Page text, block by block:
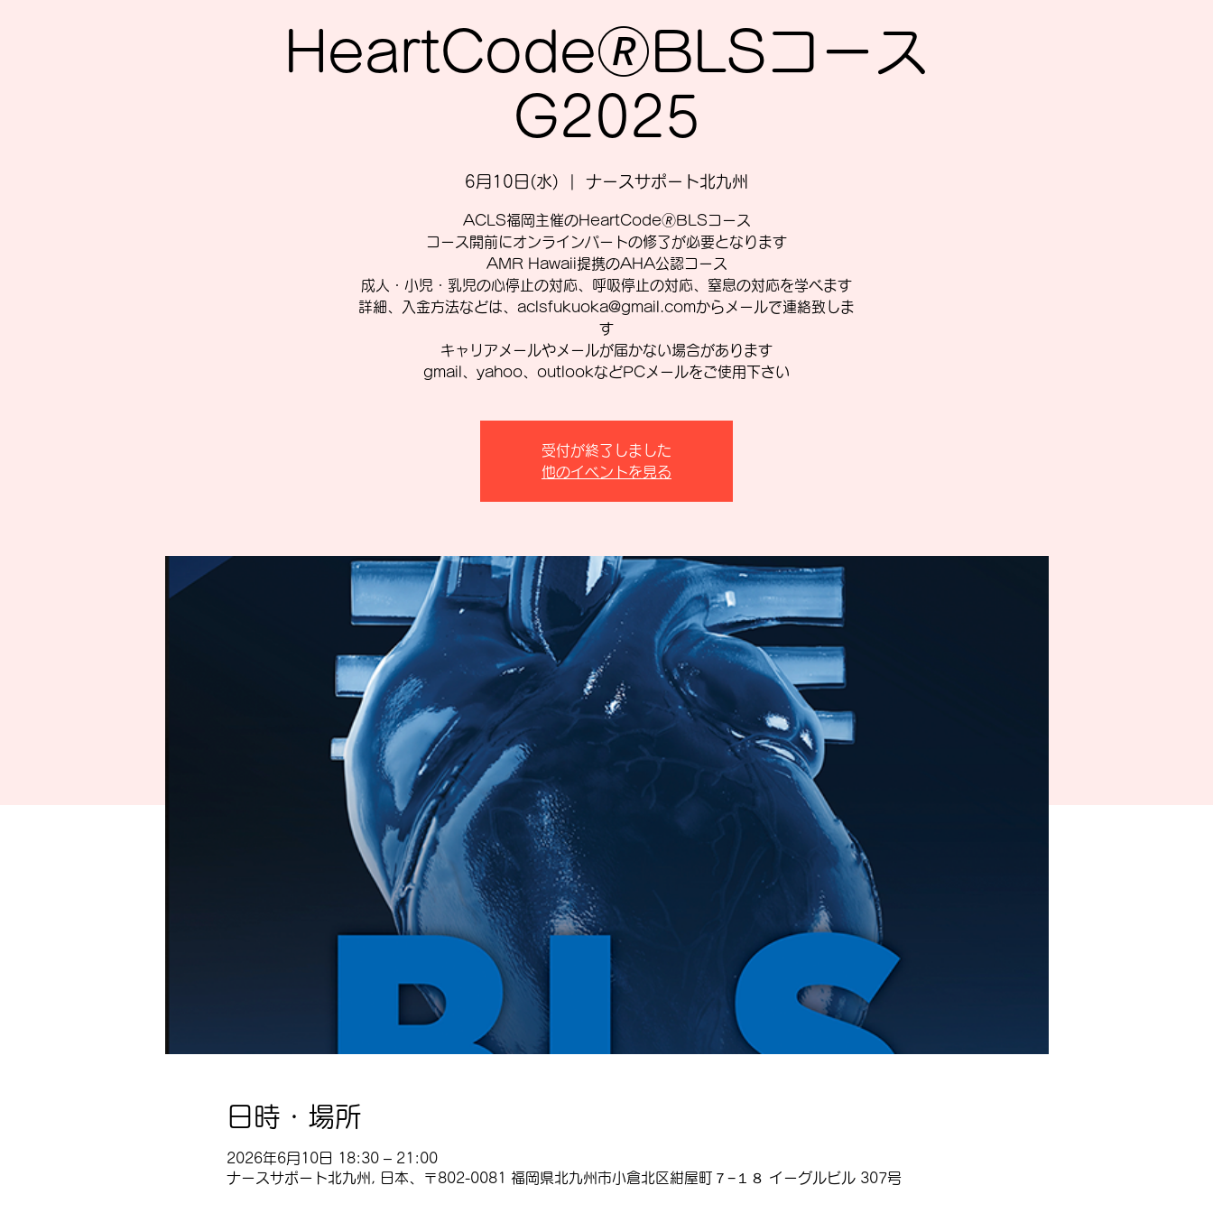
HeartCode🄬BLSコース
G2025
6月10日(水) ナースサポート北九州
ACLS福岡主催のHeartCode🄬BLSコース
コース開前にオンラインパートの修了が必要となります
AMR Hawaii提携のAHA公認コース
成人・小児・乳児の心停止の対応、呼吸停止の対応、窒息の対応を学べます
詳細、入金方法などは、aclsfukuoka@gmail.comからメールで連絡致しま
す
キャリアメールやメールが届かない場合があります
gmail、yahoo、outlookなどPCメールをご使用下さい
受付が終了しました
他のイベントを見る
日時・場所
2026年6月10日 18:30 – 21:00
ナースサポート北九州, 日本、〒802-0081 福岡県北九州市小倉北区紺屋町７−１８ イーグルビル 307号